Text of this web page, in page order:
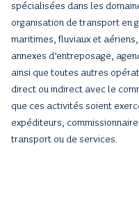
spécialisées dans les
organisation de transport en
maritimes, fluviaux et
annexes d’entreposage,
ainsi que toutes autres
direct ou indirect avec le
que ces activités soient
expéditeurs,
transport ou de services.